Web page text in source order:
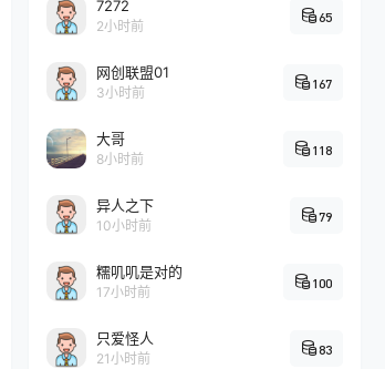
7272
2小时前
65
网创联盟01
3小时前
167
大哥
8小时前
118
异人之下
10小时前
79
糯叽叽是对的
17小时前
100
只爱怪人
21小时前
83